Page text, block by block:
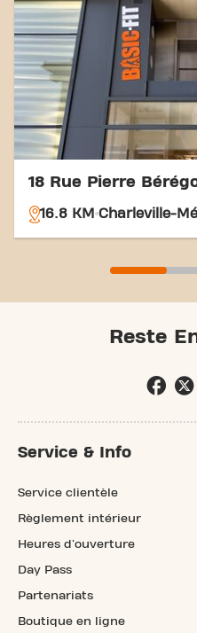
18 Rue Pierre
16.8 KM Charleville-
Reste
Service & Info
Service clientèle
Règlement intérieur
Heures d'ouverture
Day Pass
Partenariats
Boutique en ligne